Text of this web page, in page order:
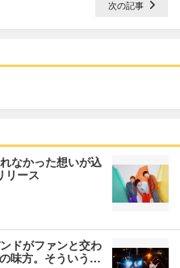
次の記事
なかった想いが込
リース
ドがファンと交わ
味方。そういう…